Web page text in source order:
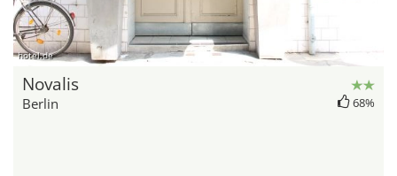
hotel.de
Novalis
Berlin 68%